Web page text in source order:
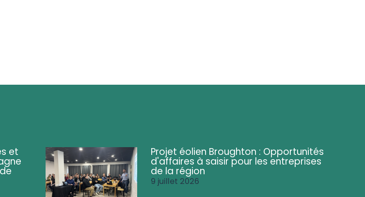
et Projet éolien Broughton : Opportunités
d'affaires à saisir pour les entreprises
de la région
9 juillet 2026